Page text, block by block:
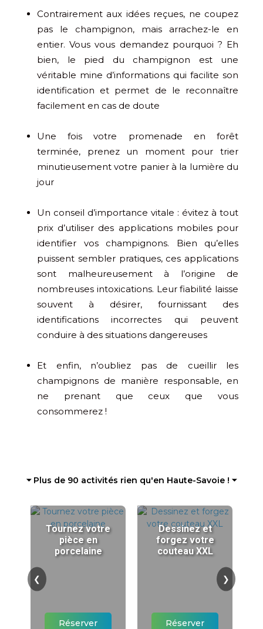
Contrairement aux idées reçues, ne coupez
pas le champignon, mais arrachez-le en
entier. Vous vous demandez pourquoi ? Eh
bien, le pied du champignon est une
véritable mine d’informations qui facilite son
identification et permet de le reconnaître
facilement en cas de doute
Une fois votre promenade en forêt
terminée, prenez un moment pour trier
minutieusement votre panier à la lumière du
jour
Un conseil d’importance vitale : évitez à tout
prix d’utiliser des applications mobiles pour
identifier vos champignons. Bien qu’elles
puissent sembler pratiques, ces applications
sont malheureusement à l’origine de
nombreuses intoxications. Leur fiabilité laisse
souvent à désirer, fournissant des
identifications incorrectes qui peuvent
conduire à des situations dangereuses
Et enfin, n’oubliez pas de cueillir les
champignons de manière responsable, en
ne prenant que ceux que vous
consommerez !
⏷ Plus de 90 activités rien qu'en Haute-Savoie ! ⏷
Tournez votre
pièce en
porcelaine
Réserver
Dessinez et
forgez votre
couteau XXL
Réserver
❮ ❯